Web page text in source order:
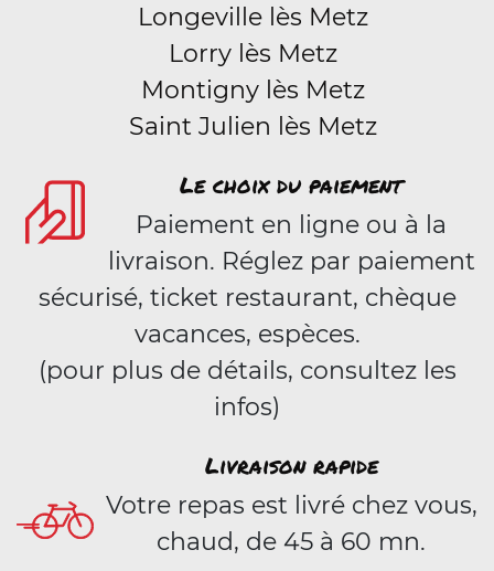
Longeville lès Metz
Lorry lès Metz
Montigny lès Metz
Saint Julien lès Metz
Le choix du paiement
Paiement en ligne ou à la
livraison. Réglez par paiement
sécurisé, ticket restaurant, chèque
vacances, espèces.
(pour plus de détails, consultez les
infos)
Livraison rapide
Votre repas est livré chez vous,
chaud, de 45 à 60 mn.